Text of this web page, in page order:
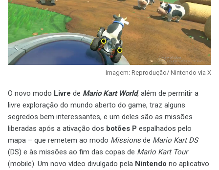
Imagem: Reprodução/ Nintendo via X
O novo modo Livre de Mario Kart World, além de permitir a
livre exploração do mundo aberto do game, traz alguns
segredos bem interessantes, e um deles são as missões
liberadas após a ativação dos botões P espalhados pelo
mapa – que remetem ao modo Missionsde Mario Kart DS
(DS) e às missões ao fim das copas de Mario Kart Tour
(mobile). Um novo vídeo divulgado pela Nintendo no aplicativo